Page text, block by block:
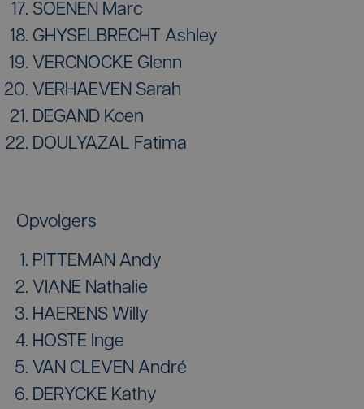
SOENEN Marc
GHYSELBRECHT Ashley
VERCNOCKE Glenn
VERHAEVEN Sarah
DEGAND Koen
DOULYAZAL Fatima
Opvolgers
PITTEMAN Andy
VIANE Nathalie
HAERENS Willy
HOSTE Inge
VAN CLEVEN André
DERYCKE Kathy